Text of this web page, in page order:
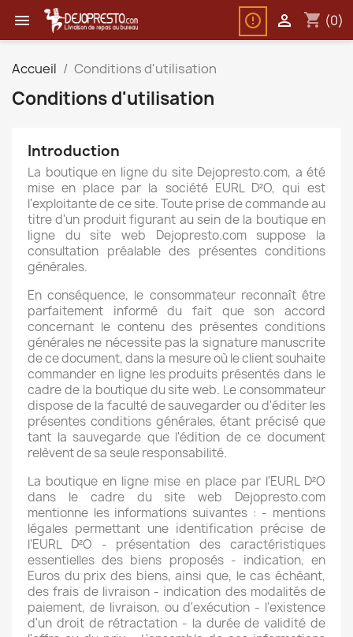
 shopping_cart (0)

Accueil Conditions d'utilisation
Conditions d'utilisation
Introduction
La boutique en ligne du site Dejopresto.com, a été
mise en place par la société EURL D²O, qui est
l'exploitante de ce site. Toute prise de commande au
titre d'un produit figurant au sein de la boutique en
ligne du site web Dejopresto.com suppose la
consultation préalable des présentes conditions
générales.
En conséquence, le consommateur reconnaît être
parfaitement informé du fait que son accord
concernant le contenu des présentes conditions
générales ne nécessite pas la signature manuscrite
de ce document, dans la mesure où le client souhaite
commander en ligne les produits présentés dans le
cadre de la boutique du site web. Le consommateur
dispose de la faculté de sauvegarder ou d'éditer les
présentes conditions générales, étant précisé que
tant la sauvegarde que l'édition de ce document
relèvent de sa seule responsabilité.
La boutique en ligne mise en place par l'EURL D²O
dans le cadre du site web Dejopresto.com
mentionne les informations suivantes : - mentions
légales permettant une identification précise de
l'EURL D²O - présentation des caractéristiques
essentielles des biens proposés - indication, en
Euros du prix des biens, ainsi que, le cas échéant,
des frais de livraison - indication des modalités de
paiement, de livraison, ou d'exécution - l'existence
d'un droit de rétractation - la durée de validité de